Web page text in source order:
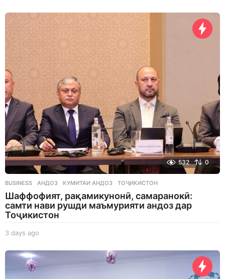
a
532 0
BUSINESS АНДОЗ ,КУМИТАИ АНДОЗ ,ТОҶИКИСТОН
Шаффофият, рақамикунонӣ, самаранокӣ:
самти нави рушди маъмурияти андоз дар
Тоҷикистон
3 days ago
a